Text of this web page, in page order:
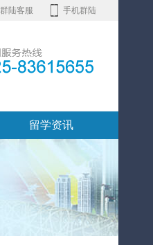
群陆客服 手机群陆
留学资讯